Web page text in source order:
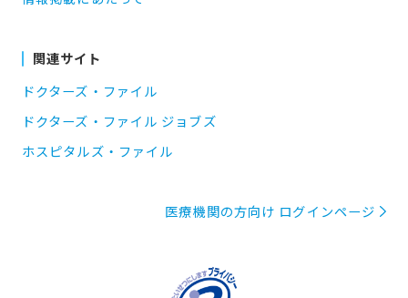
関連サイト
ドクターズ・ファイル
ドクターズ・ファイル ジョブズ
ホスピタルズ・ファイル
医療機関の方向け ログインページ